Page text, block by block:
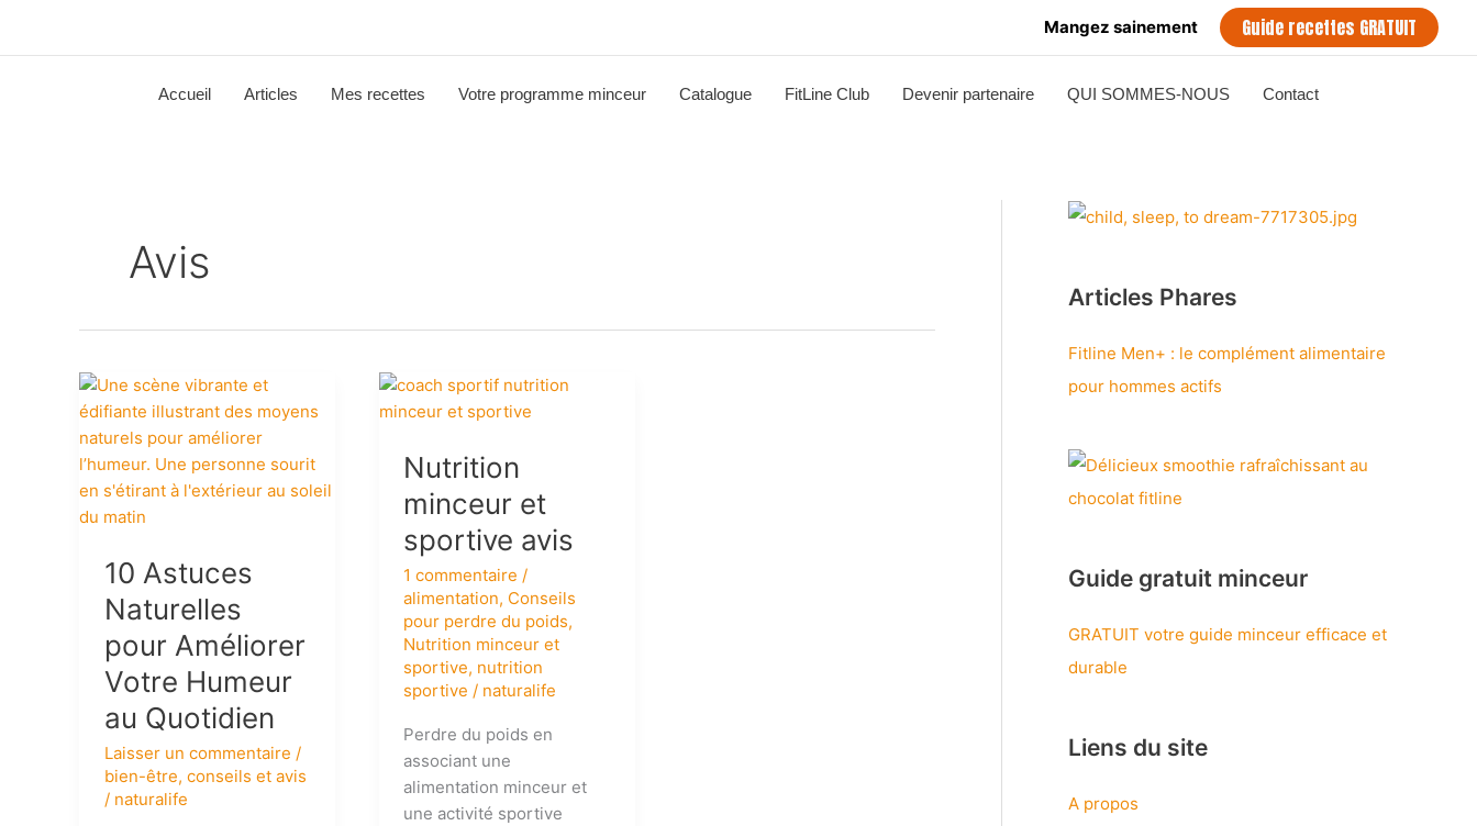
Mangez sainement Guide recettes GRATUIT
Accueil Articles Mes recettes Votre programme minceur Catalogue FitLine Club Devenir partenaire QUI SOMMES-NOUS Contact
Avis
10 Astuces
Naturelles
pour Améliorer
Votre Humeur
au Quotidien
Laisser un commentaire /
bien-être, conseils et avis
/ naturalife
10
Astuces
Naturelles
pour
Améliorer
Votre
au
Quotidien
Nutrition
minceur et
sportive avis
1 commentaire /
alimentation, Conseils
pour perdre du poids,
Nutrition minceur et
sportive, nutrition
sportive / naturalife
Perdre du poids en
associant une
alimentation minceur et
une activité sportive
Nutrition
minceur
sportive
avis
Articles Phares
Fitline Men+ : le complément alimentaire
pour hommes actifs
Guide gratuit minceur
GRATUIT votre guide minceur efficace et
durable
Liens du site
A propos